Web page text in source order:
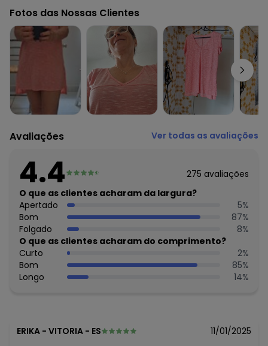
Modelagem: Solta
Decote frente: V
Decote costas: Redondo
Comprimento da manga: Curta
Complemento: Fenda;Recorte central costas;
Material: Malha Flamê
Estação: Ano Inteiro
Situação de Uso: Aposta segura
Composição Material: 52% Viscose, 48% Poliéster
O preço apresentado abaixo é o menor oferecido em
agosto/2026
N/D*
julho/2026 R$ 37,99
junho/2026
maio/2026 R$ 47,99
abril/2026 R$ 42,99
março/2026 R$ 47,99
fevereiro/2026 R$ 42,99
Fotos das Nossas Clientes
Avaliações Ver todas as avaliações
4.4 275 avaliações
O que as clientes acharam da largura?
Apertado
5%
Bom
87%
Folgado
8%
O que as clientes acharam do comprimento?
Curto
2%
Bom
85%
Longo
14%
ERIKA - VITORIA - ES 11/01/2025